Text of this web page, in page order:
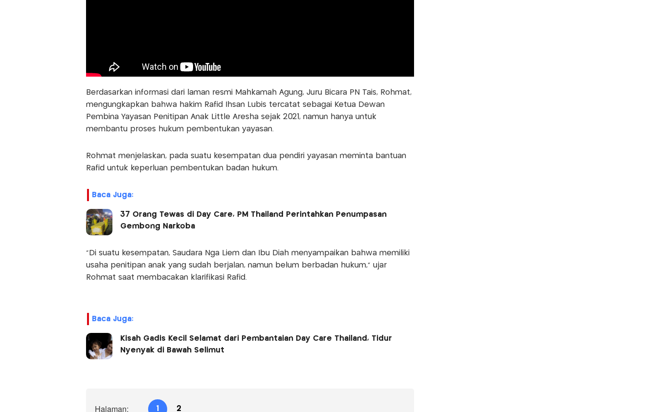
Berdasarkan informasi dari laman resmi Mahkamah Agung, Juru Bicara PN Tais, Rohmat,
mengungkapkan bahwa hakim Rafid Ihsan Lubis tercatat sebagai Ketua Dewan
Pembina Yayasan Penitipan Anak Little Aresha sejak 2021, namun hanya untuk
membantu proses hukum pembentukan yayasan.
Rohmat menjelaskan, pada suatu kesempatan dua pendiri yayasan meminta bantuan
Rafid untuk keperluan pembentukan badan hukum.
Baca Juga:
37 Orang Tewas di Day Care, PM Thailand Perintahkan Penumpasan
Gembong Narkoba
“Di suatu kesempatan, Saudara Nga Liem dan Ibu Diah menyampaikan bahwa memiliki
usaha penitipan anak yang sudah berjalan, namun belum berbadan hukum,” ujar
Rohmat saat membacakan klarifikasi Rafid.
Baca Juga:
Kisah Gadis Kecil Selamat dari Pembantaian Day Care Thailand, Tidur
Nyenyak di Bawah Selimut
Halaman: 1 2